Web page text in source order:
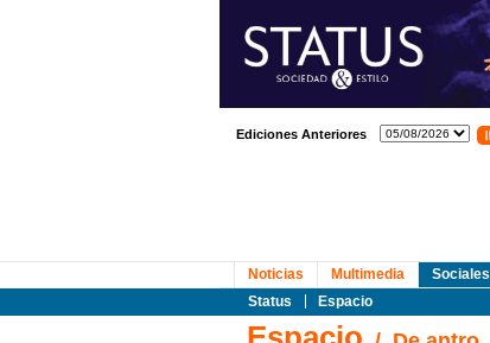
Ediciones Anteriores
Noticias Multimedia
Sociales
Status
Espacio